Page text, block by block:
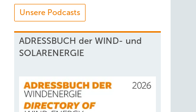
Unsere Podcasts
ADRESSBUCH der WIND- und
SOLARENERGIE